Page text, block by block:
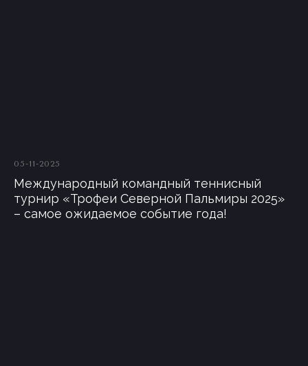
05-11-2025
Международный командный теннисный
турнир «Трофеи Северной Пальмиры 2025»
– самое ожидаемое событие года!